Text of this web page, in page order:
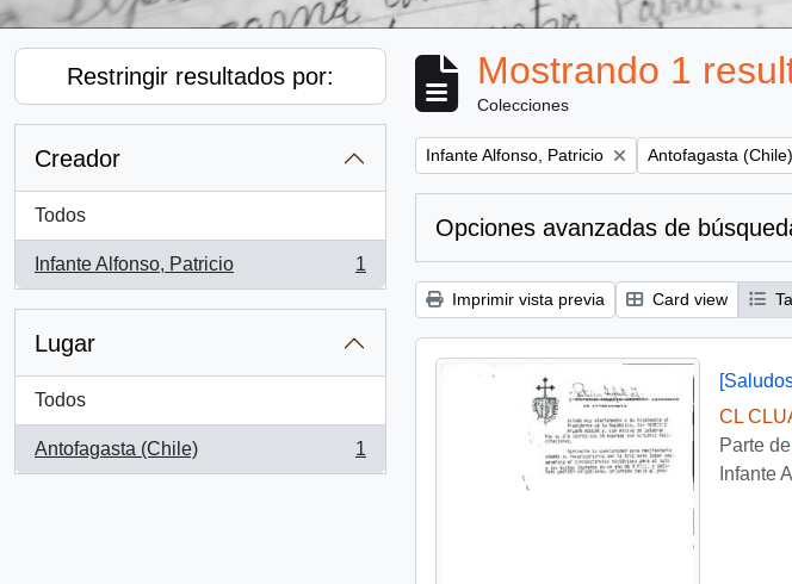
Restringir resultados por:
Creador
Todos
Infante Alfonso, Patricio
, 1 resultados
1
Lugar
Todos
Antofagasta (Chile)
, 1 resultados
1
Mostrando 1
Colecciones
Remove filter:
Infante Alfonso, Patricio Remove filter:
Antofagasta (Chile)
Opciones avanzadas de
Imprimir vista previa Card view
CL
Parte de
Infante